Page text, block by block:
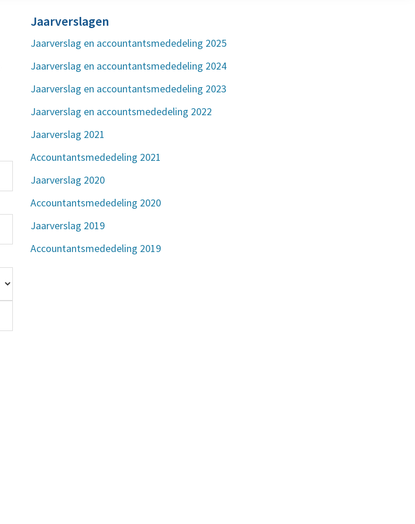
Jaarverslagen
Jaarverslag en accountantsmededeling 2025
Jaarverslag en accountantsmededeling 2024
Jaarverslag en accountantsmededeling 2023
Jaarverslag en accountsmededeling 2022
Jaarverslag 2021
Accountantsmededeling 2021
Jaarverslag 2020
Accountantsmededeling 2020
Jaarverslag 2019
Accountantsmededeling 2019